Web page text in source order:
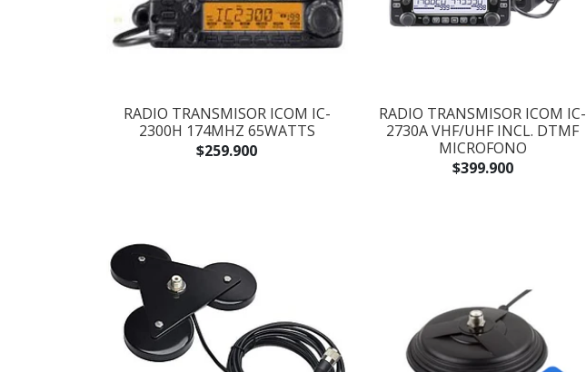
RADIO TRANSMISOR ICOM IC-
2300H 174MHZ 65WATTS
$259.900
RADIO TRANSMISOR ICOM IC-
2730A VHF/UHF INCL. DTMF
MICROFONO
$399.900